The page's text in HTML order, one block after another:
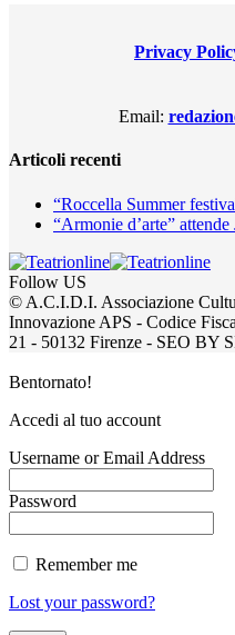
Privacy
Email:
Articoli recenti
“Roccella Summer
“Armonie d’arte”
Follow US
© A.C.I.D.I. Associazione
Innovazione APS - Codice
21 - 50132 Firenze - SEO BY
Bentornato!
Accedi al tuo account
Username or Email Address
Password
Remember me
Lost your password?